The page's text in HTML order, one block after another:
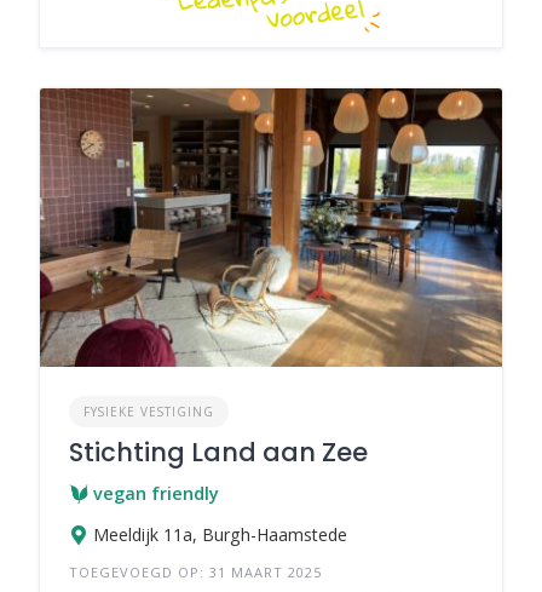
FYSIEKE VESTIGING
Stichting Land aan Zee
vegan friendly
Meeldijk 11a, Burgh-Haamstede
TOEGEVOEGD OP: 31 MAART 2025